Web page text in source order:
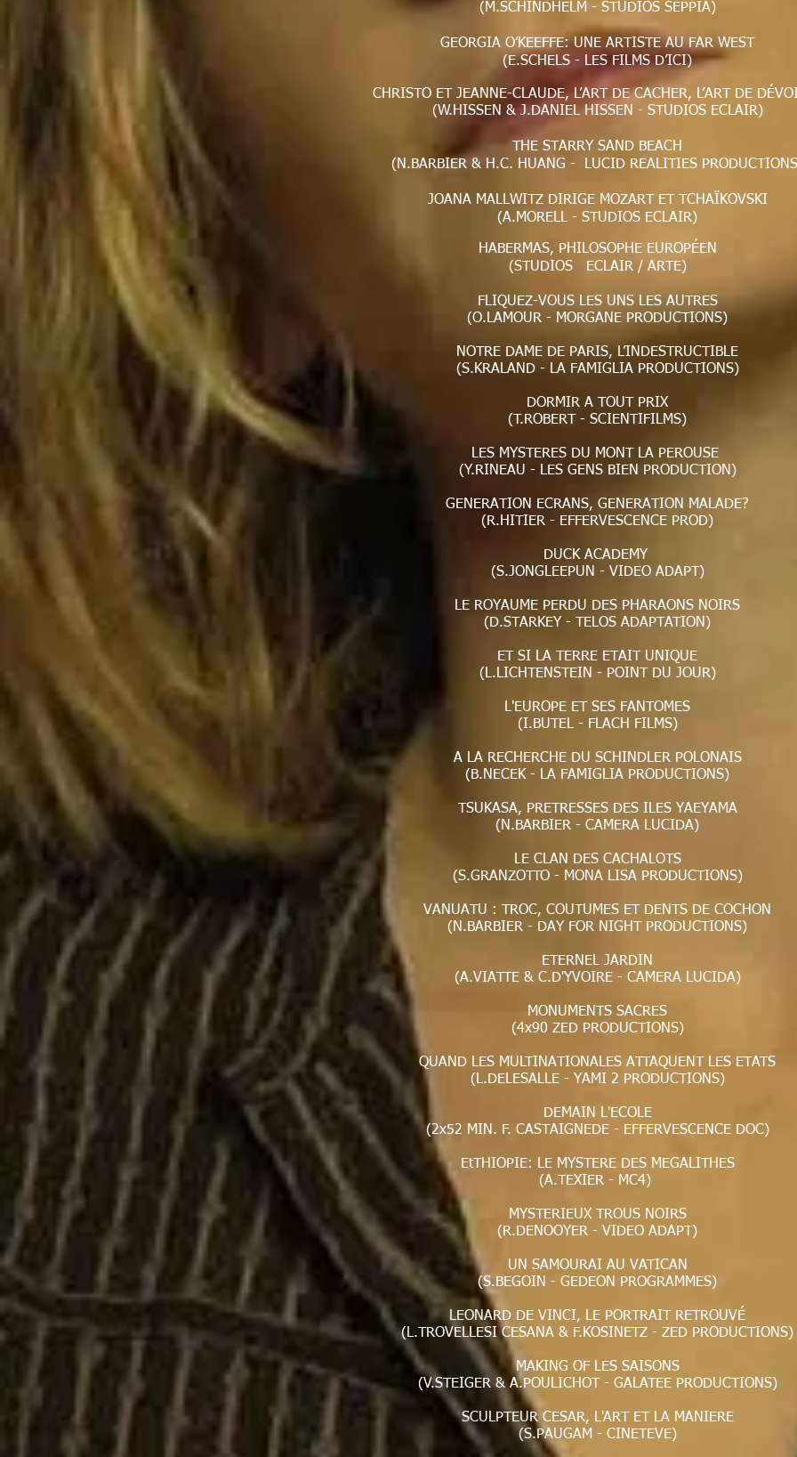
(M.SCHINDHELM - STUDIOS SEPPIA)
GEORGIA O’KEEFFE: UNE ARTISTE AU FAR WEST
(E.SCHELS - LES FILMS D’ICI)
CHRISTO ET JEANNE-CLAUDE, L’ART DE CACHER, L’ART DE
(W.HISSEN & J.DANIEL HISSEN - STUDIOS ECLAIR)
THE STARRY SAND BEACH
(N.BARBIER & H.C. HUANG - LUCID REALITIES
JOANA MALLWITZ DIRIGE MOZART ET TCHAÏKOVSKI
(A.MORELL - STUDIOS ECLAIR)
HABERMAS, PHILOSOPHE EUROPÉEN
(STUDIOS ECLAIR / ARTE)
FLIQUEZ-VOUS LES UNS LES AUTRES
(O.LAMOUR - MORGANE PRODUCTIONS)
NOTRE DAME DE PARIS, L’INDESTRUCTIBLE
(S.KRALAND - LA FAMIGLIA PRODUCTIONS)
DORMIR A TOUT PRIX
(T.ROBERT - SCIENTIFILMS)
LES MYSTERES DU MONT LA PEROUSE
(Y.RINEAU - LES GENS BIEN PRODUCTION)
GENERATION ECRANS, GENERATION MALADE?
(R.HITIER - EFFERVESCENCE PROD)
DUCK ACADEMY
(S.JONGLEEPUN - VIDEO ADAPT)
LE ROYAUME PERDU DES PHARAONS NOIRS
(D.STARKEY - TELOS ADAPTATION)
ET SI LA TERRE ETAIT UNIQUE
(L.LICHTENSTEIN - POINT DU JOUR)
L'EUROPE ET SES FANTOMES
(I.BUTEL - FLACH FILMS)
A LA RECHERCHE DU SCHINDLER POLONAIS
(B.NECEK - LA FAMIGLIA PRODUCTIONS)
TSUKASA, PRETRESSES DES ILES YAEYAMA
(N.BARBIER - CAMERA LUCIDA)
LE CLAN DES CACHALOTS
(S.GRANZOTTO - MONA LISA PRODUCTIONS)
VANUATU : TROC, COUTUMES ET DENTS DE COCHON
(N.BARBIER - DAY FOR NIGHT PRODUCTIONS)
ETERNEL JARDIN
(A.VIATTE & C.D'YVOIRE - CAMERA LUCIDA)
MONUMENTS SACRES
(4x90 ZED PRODUCTIONS)
QUAND LES MULTINATIONALES ATTAQUENT LES ETATS
(L.DELESALLE - YAMI 2 PRODUCTIONS)
DEMAIN L'ECOLE
(2x52 MIN. F. CASTAIGNEDE - EFFERVESCENCE DOC)
EtTHIOPIE: LE MYSTERE DES MEGALITHES
(A.TEXIER - MC4)
MYSTERIEUX TROUS NOIRS
(R.DENOOYER - VIDEO ADAPT)
UN SAMOURAI AU VATICAN
(S.BEGOIN - GEDEON PROGRAMMES)
LEONARD DE VINCI, LE PORTRAIT RETROUVÉ
(L.TROVELLESI CESANA & F.KOSINETZ - ZED PRODUCTIONS)
MAKING OF LES SAISONS
(V.STEIGER & A.POULICHOT - GALATEE PRODUCTIONS)
SCULPTEUR CESAR, L'ART ET LA MANIERE
(S.PAUGAM - CINETEVE)